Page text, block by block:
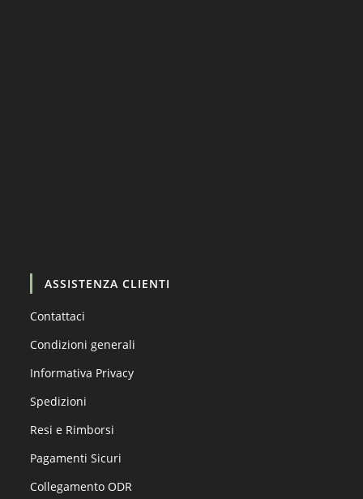
ASSISTENZA CLIENTI
Contattaci
Condizioni generali
Informativa Privacy
Spedizioni
Resi e Rimborsi
Pagamenti Sicuri
Collegamento ODR